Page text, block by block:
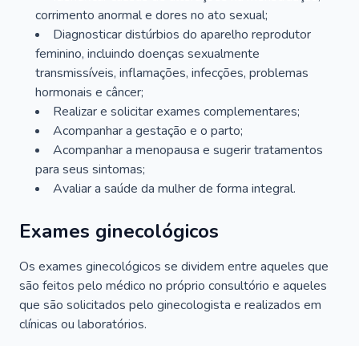
corrimento anormal e dores no ato sexual;
Diagnosticar distúrbios do aparelho reprodutor
feminino, incluindo doenças sexualmente
transmissíveis, inflamações, infecções, problemas
hormonais e câncer;
Realizar e solicitar exames complementares;
Acompanhar a gestação e o parto;
Acompanhar a menopausa e sugerir tratamentos
para seus sintomas;
Avaliar a saúde da mulher de forma integral.
Exames ginecológicos
Os exames ginecológicos se dividem entre aqueles que
são feitos pelo médico no próprio consultório e aqueles
que são solicitados pelo ginecologista e realizados em
clínicas ou laboratórios.